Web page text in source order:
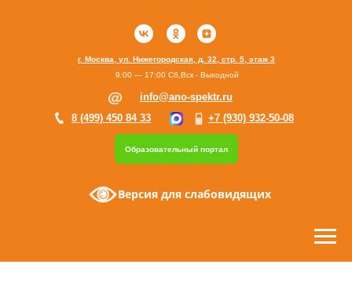
Образовательный портал
г. Москва, ул. Нижегородская, д. 32, стр. 5, этаж 3
+7 (930) 932-50-08
8 (499) 450 84 33
info@ano-spektr.ru
9:00 — 17:00 Сб,Вск - Выходной
Версия для слабовидящих